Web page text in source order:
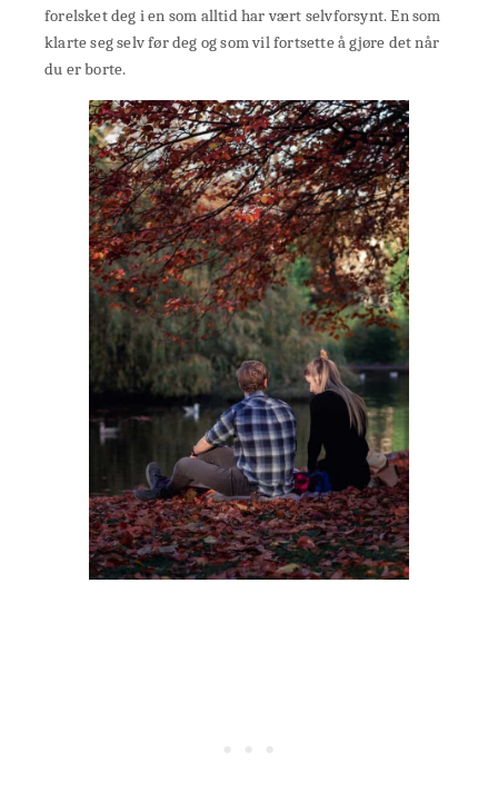
forelsket deg i en som alltid har vært selvforsynt. En som
klarte seg selv før deg og som vil fortsette å gjøre det når
du er borte.